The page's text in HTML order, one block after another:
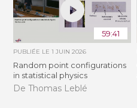
59:41
PUBLIÉE LE1 JUIN 2026
Random point configurations
in statistical physics
De Thomas Leblé